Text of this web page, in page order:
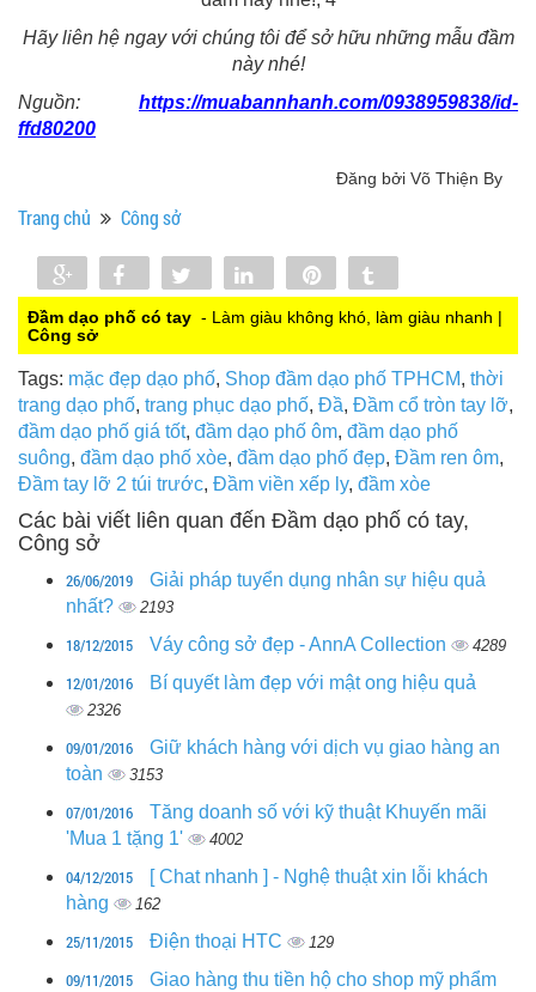
Hãy liên hệ ngay với chúng tôi để sở hữu những mẫu đầm
này nhé!
Nguồn: https://muabannhanh.com/0938959838/id-
ffd80200
Đăng bởi Võ Thiện By
Trang chủ Công sở
Share Share Tweet Share
0
Đầm dạo phố có tay - Làm giàu không khó, làm giàu nhanh |
Công sở
Tags: mặc đẹp dạo phố, Shop đầm dạo phố TPHCM, thời
trang dạo phố, trang phục dạo phố, Đầ, Đầm cổ tròn tay lỡ,
đầm dạo phố giá tốt, đầm dạo phố ôm, đầm dạo phố
suông, đầm dạo phố xòe, đầm dạo phố đẹp, Đầm ren ôm,
Đầm tay lỡ 2 túi trước, Đầm viền xếp ly, đầm xòe
Các bài viết liên quan đến Đầm dạo phố có tay,
Công sở
26/06/2019
Giải pháp tuyển dụng nhân sự hiệu quả
nhất?
2193
18/12/2015 Váy công sở đẹp - AnnA Collection 4289
12/01/2016 Bí quyết làm đẹp với mật ong hiệu quả
2326
09/01/2016
Giữ khách hàng với dịch vụ giao hàng an
toàn
3153
07/01/2016
Tăng doanh số với kỹ thuật Khuyến mãi
'Mua 1 tặng 1'
4002
04/12/2015
[ Chat nhanh ] - Nghệ thuật xin lỗi khách
hàng
162
25/11/2015 Điện thoại HTC 129
09/11/2015 Giao hàng thu tiền hộ cho shop mỹ phẩm